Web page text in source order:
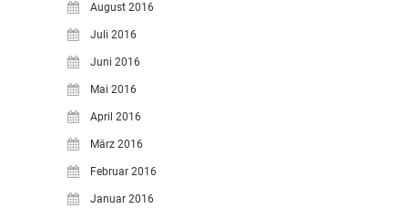
August 2016
Juli 2016
Juni 2016
Mai 2016
April 2016
März 2016
Februar 2016
Januar 2016